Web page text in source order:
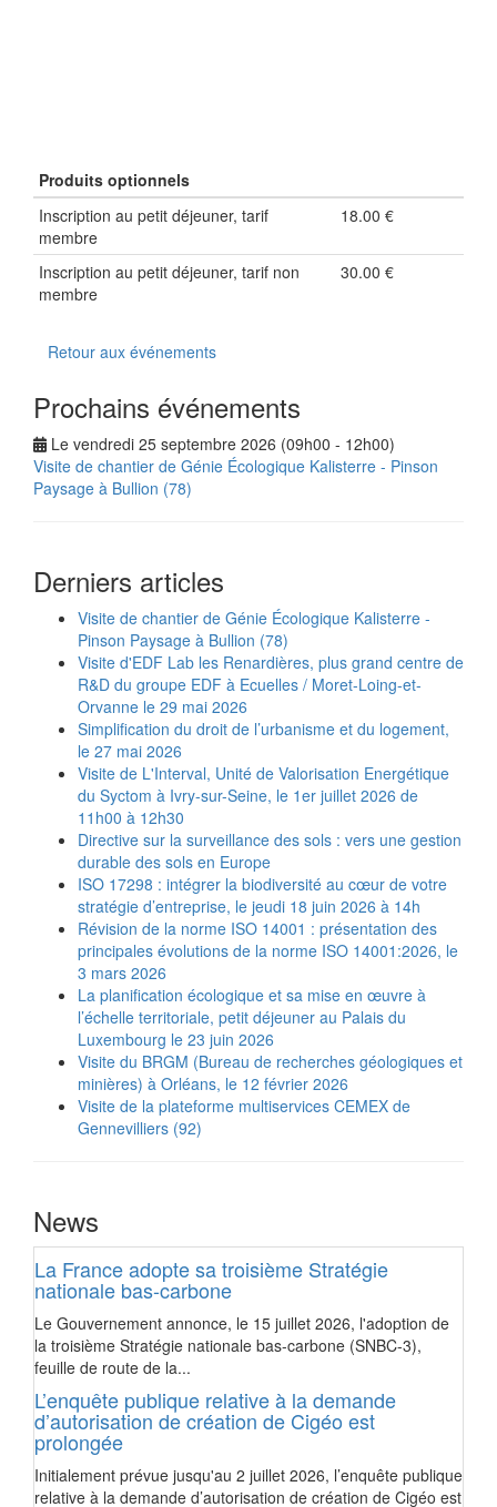
Produits optionnels
Inscription au petit déjeuner, tarif
membre
18.00 €
Inscription au petit déjeuner, tarif non
membre
30.00 €
Retour aux événements
Prochains événements
Le vendredi 25 septembre 2026 (09h00 - 12h00)
Visite de chantier de Génie Écologique Kalisterre - Pinson
Paysage à Bullion (78)
Derniers articles
Visite de chantier de Génie Écologique Kalisterre -
Pinson Paysage à Bullion (78)
Visite d'EDF Lab les Renardières, plus grand centre de
R&D du groupe EDF à Ecuelles / Moret-Loing-et-
Orvanne le 29 mai 2026
Simplification du droit de l’urbanisme et du logement,
le 27 mai 2026
Visite de L'Interval, Unité de Valorisation Energétique
du Syctom à Ivry-sur-Seine, le 1er juillet 2026 de
11h00 à 12h30
Directive sur la surveillance des sols : vers une gestion
durable des sols en Europe
ISO 17298 : intégrer la biodiversité au cœur de votre
stratégie d’entreprise, le jeudi 18 juin 2026 à 14h
Révision de la norme ISO 14001 : présentation des
principales évolutions de la norme ISO 14001:2026, le
3 mars 2026
La planification écologique et sa mise en œuvre à
l’échelle territoriale, petit déjeuner au Palais du
Luxembourg le 23 juin 2026
Visite du BRGM (Bureau de recherches géologiques et
minières) à Orléans, le 12 février 2026
Visite de la plateforme multiservices CEMEX de
Gennevilliers (92)
News
La France adopte sa troisième Stratégie
nationale bas-carbone
Le Gouvernement annonce, le 15 juillet 2026, l'adoption de
la troisième Stratégie nationale bas-carbone (SNBC-3),
feuille de route de la...
L’enquête publique relative à la demande
d’autorisation de création de Cigéo est
prolongée
Initialement prévue jusqu'au 2 juillet 2026, l’enquête publique
relative à la demande d’autorisation de création de Cigéo est